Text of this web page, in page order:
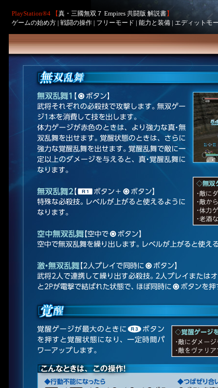
PlayStation®4 【真・三國無双７ Empires 共闘版 解説書】
ゲームの始め方 | 戦闘の操作 | フリーモード | 能力と装備 | エディットモ